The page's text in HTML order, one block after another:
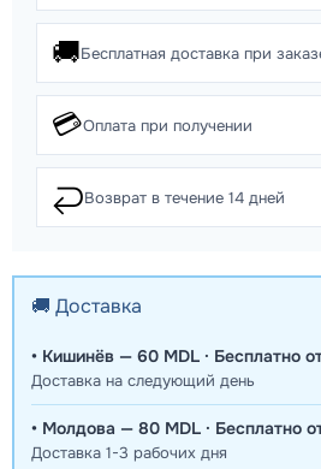
🚚Бесплатная доставка при
💳Оплата при получении
↩️Возврат в течение 14 дней
🚚 Доставка
• Кишинёв — 60 MDL · Бесплатно
Доставка на следующий день
• Молдова — 80 MDL · Бесплатно
Доставка 1-3 рабочих дня